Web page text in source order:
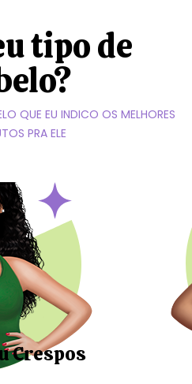
tipo de
QUE EU INDICO OS MELHORES
PRA ELE
Crespos